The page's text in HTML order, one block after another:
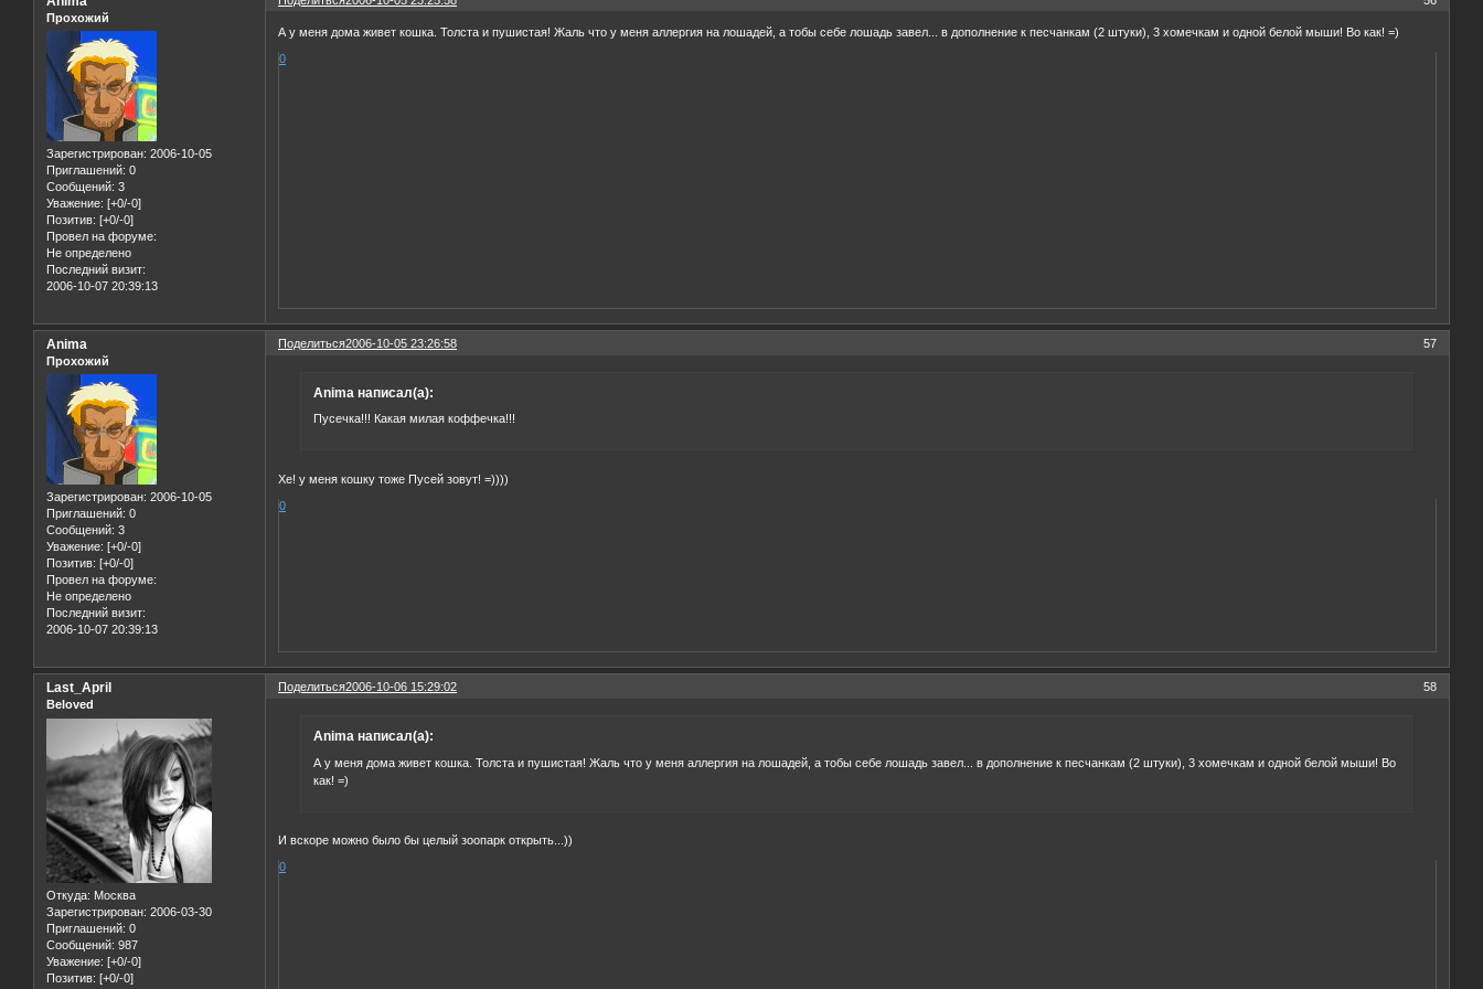
Прохожий
Зарегистрирован: 2006-10-05
Приглашений: 0
Сообщений: 3
Уважение: [+0/-0]
Позитив: [+0/-0]
Провел на форуме:
Не определено
Последний визит:
2006-10-07 20:39:13
А у меня дома живет кошка. Толста и пушистая! Жаль что у меня аллергия на лошадей, а тобы себе лошадь завел... в дополнение к песчанкам (2 штуки), 3 хомечкам и одной белой мыши! Во как! =)
0
Поделиться 57
2006-10-05 23:26:58
Anima
Прохожий
Зарегистрирован: 2006-10-05
Приглашений: 0
Сообщений: 3
Уважение: [+0/-0]
Позитив: [+0/-0]
Провел на форуме:
Не определено
Последний визит:
2006-10-07 20:39:13
Anima написал(а):
Пусечка!!! Какая милая коффечка!!!
Хе! у меня кошку тоже Пусей зовут! =))))
0
Поделиться 58
2006-10-06 15:29:02
Last_April
Beloved
Откуда: Москва
Зарегистрирован: 2006-03-30
Приглашений: 0
Сообщений: 987
Уважение: [+0/-0]
Позитив: [+0/-0]
Anima написал(а):
А у меня дома живет кошка. Толста и пушистая! Жаль что у меня аллергия на лошадей, а тобы себе лошадь завел... в дополнение к песчанкам (2 штуки), 3 хомечкам и одной белой мыши! Во
как! =)
И вскоре можно было бы целый зоопарк открыть...))
0